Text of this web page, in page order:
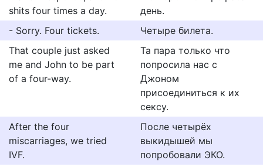
shits four times a day.
день.
- Sorry. Four tickets.
Четыре билета.
That couple just asked
me and John to be part
of a four-way.
Та пара только что
попросила нас с
Джоном
присоединиться к их
сексу.
After the four
miscarriages, we tried
IVF.
После четырёх
выкидышей мы
попробовали ЭКО.